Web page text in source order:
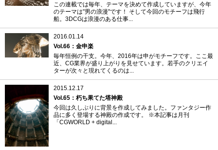
この連載では毎年、テーマを決めて作成していますが、今年
のテーマは"男の浪漫"です！ そして今回のモチーフは飛行
船。3DCGは浪漫のある仕事...
2016.01.14
Vol.66：金申楽
毎年恒例の干支。今年、2016年は申がモチーフです。ここ最
近、CG業界が盛り上がりを見せています。若手のクリエイ
ターが次々と現れてくるのは...
2015.12.17
Vol.65：朽ち果てた塔神殿
今回は久しぶりに背景を作成してみました。ファンタジー作
品に多く登場する神殿の作成です。 ※本記事は月刊
「CGWORLD + digital...